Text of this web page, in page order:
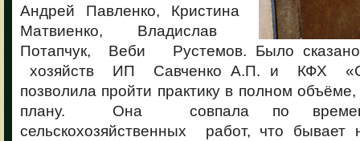
Андрей Павленко, Кристина
Матвиенко, Владислав
Потапчук, Веби Рустемов. Было
хозяйств ИП Савченко А.П. и КФХ
позволила пройти практику в полном
плану. Она совпала по
сельскохозяйственных работ, что